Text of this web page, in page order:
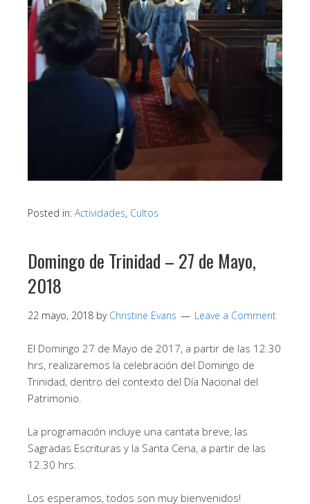
Posted in: Actividades, Cultos
Domingo de Trinidad – 27 de Mayo,
2018
22 mayo, 2018 by Christine Evans Leave a Comment
El Domingo 27 de Mayo de 2017, a partir de las 12.30
hrs, realizaremos la celebración del Domingo de
Trinidad, dentro del contexto del Día Nacional del
Patrimonio.
La programación incluye una cantata breve, las
Sagradas Escrituras y la Santa Cena, a partir de las
12.30 hrs.
Los esperamos, todos son muy bienvenidos!